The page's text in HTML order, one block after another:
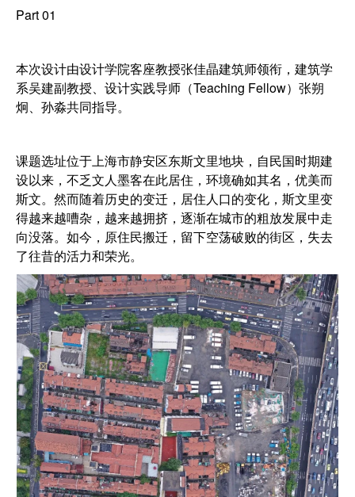
Part 01
本次设计由设计学院客座教授张佳晶建筑师领衔，建筑学
系吴建副教授、设计实践导师（Teaching Fellow）张朔
炯、孙淼共同指导。
课题选址位于上海市静安区东斯文里地块，自民国时期建
设以来，不乏文人墨客在此居住，环境确如其名，优美而
斯文。然而随着历史的变迁，居住人口的变化，斯文里变
得越来越嘈杂，越来越拥挤，逐渐在城市的粗放发展中走
向没落。如今，原住民搬迁，留下空荡破败的街区，失去
了往昔的活力和荣光。